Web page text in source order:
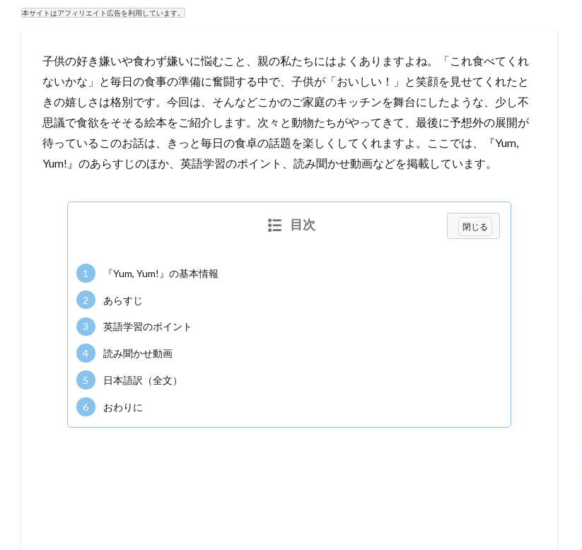
本サイトはアフィリエイト広告を利用しています。
子供の好き嫌いや食わず嫌いに悩むこと、親の私たちにはよくありますよね。「これ食べてくれ
ないかな」と毎日の食事の準備に奮闘する中で、子供が「おいしい！」と笑顔を見せてくれたと
きの嬉しさは格別です。今回は、そんなどこかのご家庭のキッチンを舞台にしたような、少し不
思議で食欲をそそる絵本をご紹介します。次々と動物たちがやってきて、最後に予想外の展開が
待っているこのお話は、きっと毎日の食卓の話題を楽しくしてくれますよ。ここでは、『Yum,
Yum!』のあらすじのほか、英語学習のポイント、読み聞かせ動画などを掲載しています。
目次
1 『Yum, Yum!』の基本情報
2 あらすじ
3 英語学習のポイント
4 読み聞かせ動画
5 日本語訳（全文）
6 おわりに